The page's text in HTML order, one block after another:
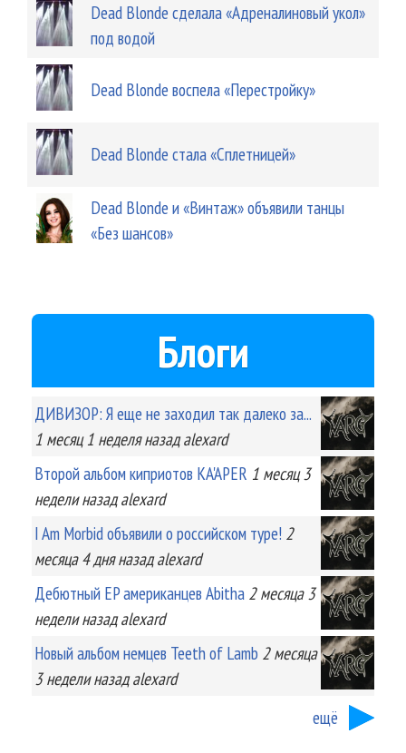
Dead Blonde сделала «Адреналиновый укол»
под водой
Dead Blonde воспела «Перестройку»
Dead Blonde стала «Сплетницей»
Dead Blonde и «Винтаж» объявили танцы
«Без шансов»
Блоги
ДИВИЗОР: Я еще не заходил так далеко за...
1 месяц 1 неделяназад alexard
Второй альбом киприотов KA'APER 1 месяц 3
неделиназад alexard
I Am Morbid объявили о российском туре! 2
месяца 4 дняназад alexard
Дебютный EP американцев Abitha 2 месяца 3
неделиназад alexard
Новый альбом немцев Teeth of Lamb 2 месяца
3 неделиназад alexard
ещё